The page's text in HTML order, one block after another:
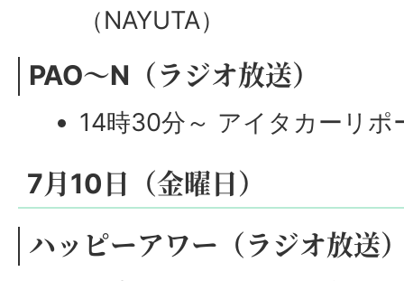
（NAYUTA）
PAO～N（ラジオ放送）
14時30分～ アイタカーリポ
7月10日（金曜日）
ハッピーアワー（ラジオ放送